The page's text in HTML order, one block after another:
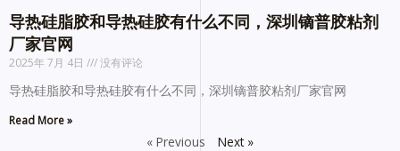
导热硅脂胶和导热硅胶有什么不同，深圳镝普胶粘剂
厂家官网
2025年 7月 4日 没有评论
导热硅脂胶和导热硅胶有什么不同，深圳镝普胶粘剂厂家官网
Read More »
« Previous Next »